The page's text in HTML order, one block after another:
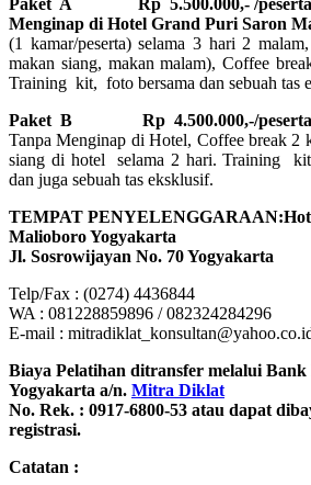
Paket A Rp 5.500.000,- /peserta
Menginap di Hotel Grand Puri Saron
(1 kamar/peserta) selama 3 hari 2
makan siang, makan malam), Coffee
Training kit, foto bersama dan sebuah tas
Paket B
Rp 4.500.000,-/peserta
Tanpa Menginap di Hotel, Coffee break 2
siang di hotel selama 2 hari. Training
dan juga sebuah tas eksklusif.
TEMPAT
Malioboro Yogyakarta
Jl. Sosrowijayan No. 70 Yogyakarta
Telp/Fax : (0274) 4436844
WA : 081228859896 / 082324284296
E-mail :
Biaya Pelatihan ditransfer melalui
Yogyakarta a/n. Mitra Diklat
No. Rek. : 0917-6800-53 atau dapat
registrasi.
Catatan :